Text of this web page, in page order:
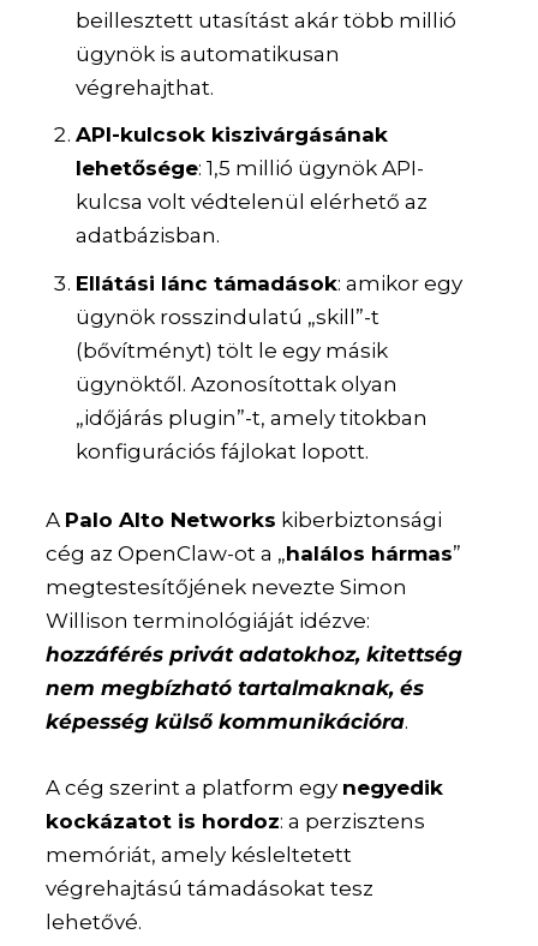
beillesztett utasítást akár több millió
ügynök is automatikusan
végrehajthat.
API-kulcsok kiszivárgásának
lehetősége: 1,5 millió ügynök API-
kulcsa volt védtelenül elérhető az
adatbázisban.
Ellátási lánc támadások: amikor egy
ügynök rosszindulatú „skill”-t
(bővítményt) tölt le egy másik
ügynöktől. Azonosítottak olyan
„időjárás plugin”-t, amely titokban
konfigurációs fájlokat lopott.
A Palo Alto Networks kiberbiztonsági
cég az OpenClaw-ot a „halálos hármas”
megtestesítőjének nevezte Simon
Willison terminológiáját idézve:
hozzáférés privát adatokhoz, kitettség
nem megbízható tartalmaknak, és
képesség külső kommunikációra.
A cég szerint a platform egy negyedik
kockázatot is hordoz: a perzisztens
memóriát, amely késleltetett
végrehajtású támadásokat tesz
lehetővé.